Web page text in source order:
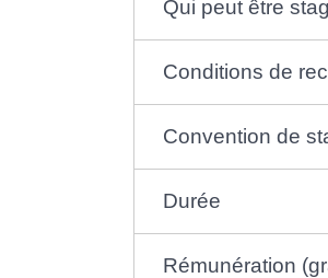
Qui peut être
Conditions de
Convention de
Durée
Rémunération